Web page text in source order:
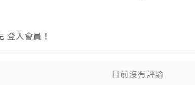
登入會員 ！
目前沒有評論